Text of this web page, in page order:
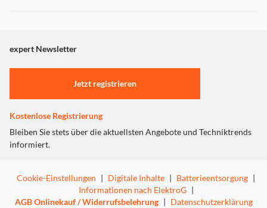
"Marketing".
Einstellungen anpassen
expert Newsletter
Jetzt registrieren
Kostenlose Registrierung
Bleiben Sie stets über die aktuellsten Angebote und Techniktrends
informiert.
Cookie-Einstellungen | Digitale Inhalte | Batterieentsorgung |
Informationen nach ElektroG |
AGB Onlinekauf / Widerrufsbelehrung | Datenschutzerklärung